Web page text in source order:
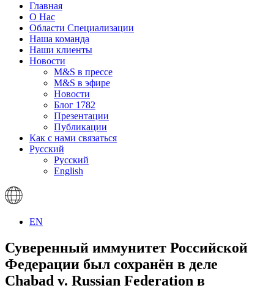
Главная
О Нас
Области Специализации
Наша команда
Наши клиенты
Новости
M&S в прессе
M&S в эфире
Новости
Блог 1782
Презентации
Публикации
Как с нами связаться
Русский
Русский
English
EN
Суверенный иммунитет Российской
Федерации был сохранён в деле
Chabad v. Russian Federation в